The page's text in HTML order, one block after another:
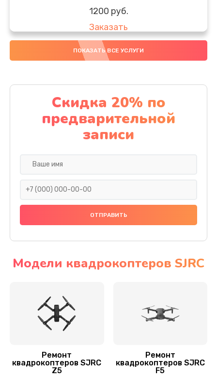
1200 руб.
Заказать
Замена GPS-модуля
Заказать
Настройка шифрования Wi-Fi
1000 руб.
Заказать
Установка антенны пульта
Замена шестерни
Замена оси квадрокоптера SJRC
Заказать
ПОКАЗАТЬ ВСЕ УСЛУГИ
Скидка 20% по
предварительной
записи
Модели квадрокоптеров SJRC
Ремонт
квадрокоптеров SJRC
Z5
Ремонт
квадрокоптеров SJRC
F5